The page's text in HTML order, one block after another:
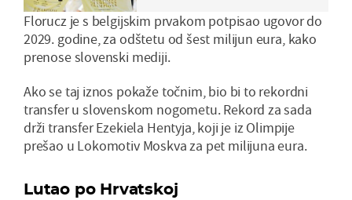
Florucz je s belgijskim prvakom potpisao ugovor do
2029. godine, za odštetu od šest milijun eura, kako
prenose slovenski mediji.
Ako se taj iznos pokaže točnim, bio bi to rekordni
transfer u slovenskom nogometu. Rekord za sada
drži transfer Ezekiela Hentyja, koji je iz Olimpije
prešao u Lokomotiv Moskva za pet milijuna eura.
Lutao po Hrvatskoj